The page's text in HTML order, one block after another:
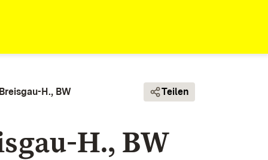
H., BW Teilen
H., BW